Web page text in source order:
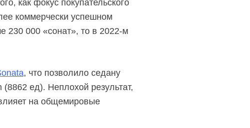
как фокус покупательского
коммерчески успешном
230 000 «сонат», то в 2022-м
, что позволило седану
ед). Неплохой результат,
на общемировые